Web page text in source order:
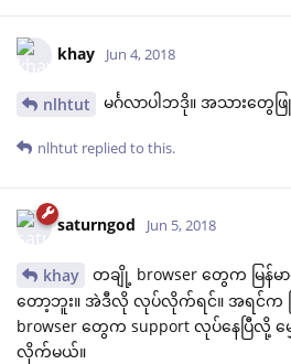
khay Jun 4, 2018
nlhtut မင်္ဂလာပါဘဒို။ အသားတွေဖ
nlhtut replied to this.
saturngod Jun 5, 2018
khay
တချို့ browser တွေက မြန်မာ
တော့ဘူး။ အဲဒီလို လုပ်လိုက်ရင်။ အရင်က ဖ
browser တွေက support လုပ်နေပြီလို့
လိုက်မယ်။